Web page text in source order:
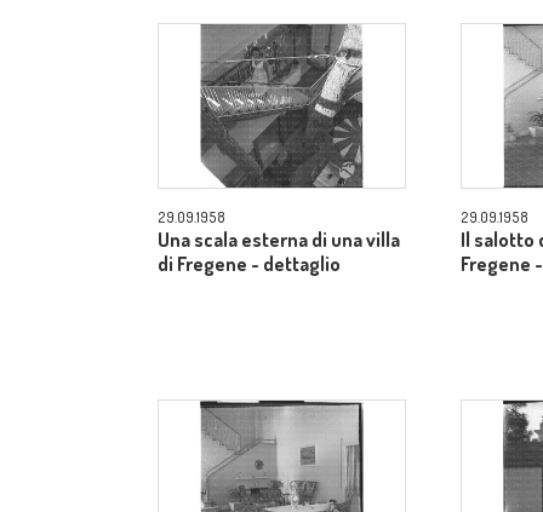
29.09.1958
Una scala esterna di una villa
di Fregene - dettaglio
29.09.1958
Il salotto
Fregene